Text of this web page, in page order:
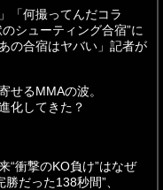
「何撮ってんだコラ
シューティング合宿”に
の合宿はヤバい」記者が
せるMMAの波。
化してきた？
“衝撃のKO負け”はなぜ
だった138秒間”、